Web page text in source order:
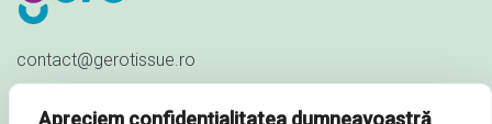
Apreciem confidențialitatea dumneavoastră
contact@gerotissue.ro